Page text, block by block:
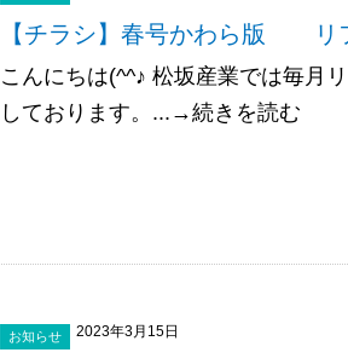
【チラシ】春号かわら版 リ
こんにちは(^^♪ 松坂産業では毎月
しております。...→続きを読む
お知らせ 2023年3月15日